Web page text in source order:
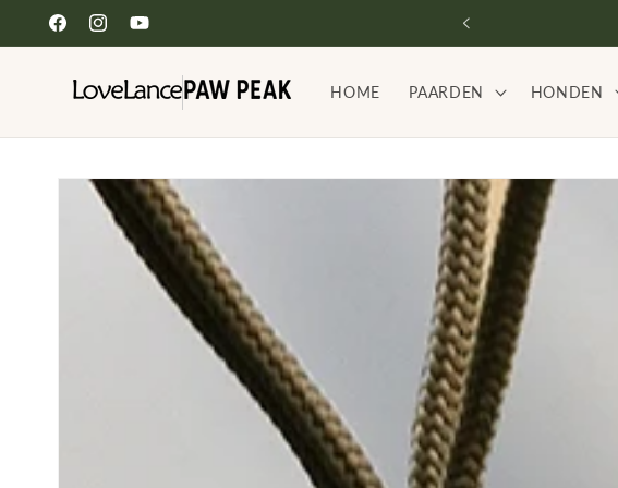
naar de
content
FacebookInstagramYouTube
HOME PAARDEN HONDEN
Ga direct naar
productinformatie